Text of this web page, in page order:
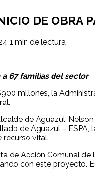
DE OBRA
1 min de lectura
67 familias del sector
millones, la
de Aguazul,
de Aguazul – ESPA,
recurso vital.
de Acción Comunal
con este proyecto.